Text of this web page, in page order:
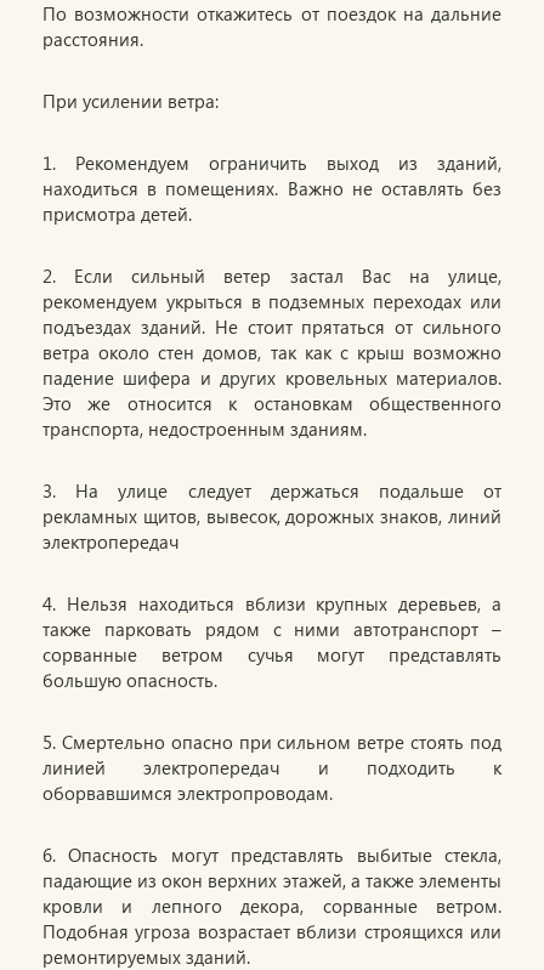
По возможности откажитесь от поездок на дальние
расстояния.
При усилении ветра:
1. Рекомендуем ограничить выход из зданий,
находиться в помещениях. Важно не оставлять без
присмотра детей.
2. Если сильный ветер застал Вас на улице,
рекомендуем укрыться в подземных переходах или
подъездах зданий. Не стоит прятаться от сильного
ветра около стен домов, так как с крыш возможно
падение шифера и других кровельных материалов.
Это же относится к остановкам общественного
транспорта, недостроенным зданиям.
3. На улице следует держаться подальше от
рекламных щитов, вывесок, дорожных знаков, линий
электропередач
4. Нельзя находиться вблизи крупных деревьев, а
также парковать рядом с ними автотранспорт –
сорванные ветром сучья могут представлять
большую опасность.
5. Смертельно опасно при сильном ветре стоять под
линией электропередач и подходить к
оборвавшимся электропроводам.
6. Опасность могут представлять выбитые стекла,
падающие из окон верхних этажей, а также элементы
кровли и лепного декора, сорванные ветром.
Подобная угроза возрастает вблизи строящихся или
ремонтируемых зданий.